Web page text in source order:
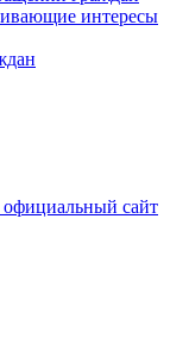
интересы
сайт